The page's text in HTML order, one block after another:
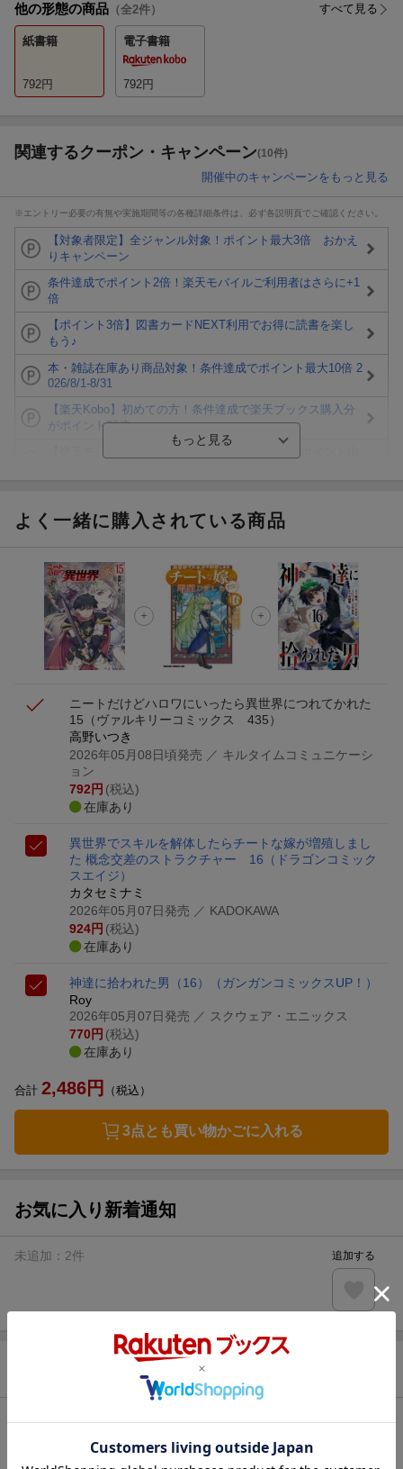
他の形態の商品 （全2件） すべて見る
紙書籍
792円
電子書籍
792円
関連するクーポン・キャンペーン(10件)
開催中のキャンペーンをもっと見る
※エントリー必要の有無や実施期間等の各種詳細条件は、必ず各説明頁でご確認ください。
【対象者限定】全ジャンル対象！ポイント最大3倍 おかえ
りキャンペーン
条件達成でポイント2倍！楽天モバイルご利用者はさらに+1
倍
【ポイント3倍】図書カードNEXT利用でお得に読書を楽し
もう♪
本・雑誌在庫あり商品対象！条件達成でポイント最大10倍 2
026/8/1-8/31
【楽天Kobo】初めての方！条件達成で楽天ブックス購入分
がポイント20倍
ト山分け
エントリー＆3,000円以上購入で無料データSIM（3GB/月プ
ラン）が当たる！
楽天モバイル紹介キャンペーンの拡散で300円OFFクーポン
進呈
よく一緒に購入されている商品
ニートだけどハロワにいったら異世界につれてかれた
15 （ヴァルキリーコミックス 435）
高野いつき
2026年05月08日頃発売 ／ キルタイムコミュニケーシ
ョン
792 円 (税込)
在庫あり
異世界でスキルを解体したらチートな嫁が増殖しまし
た 概念交差のストラクチャー 16 （ドラゴンコミック
スエイジ）
カタセミナミ
2026年05月07日発売 ／ KADOKAWA
924円 (税込)
在庫あり
神達に拾われた男（16）
（ガンガンコミックスUP！）
Roy
2026年05月07日発売 ／ スクウェア・エニックス
770円 (税込)
在庫あり
合計 2,486円 （税込）
3点とも買い物かごに入れる
お気に入り新着通知
未追加： 2件 追加する
発売日 2026年05月08日頃
高野いつき(著) ,